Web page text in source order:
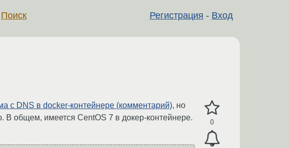
Регистрация - Вход
Поиск
0
с DNS в docker-контейнере (комментарий), но
В общем, имеется CentOS 7 в докер-контейнере.